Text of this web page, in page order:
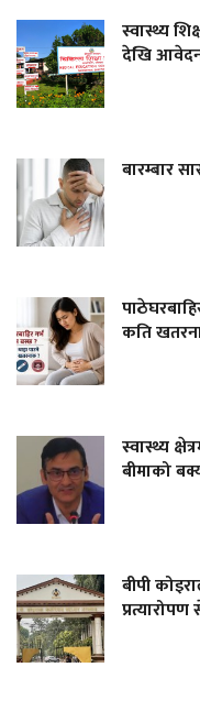
स्वास्थ्य
देखि
बारम्बार
कति
स्वास्थ्य
बीमाको
बीपी